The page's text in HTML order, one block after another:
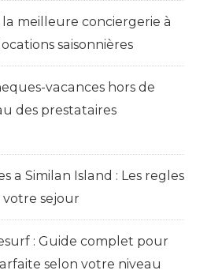
meilleure conciergerie à
saisonnières
vacances hors de
des prestataires
a Similan Island : Les regles
sejour
: Guide complet pour
selon votre niveau